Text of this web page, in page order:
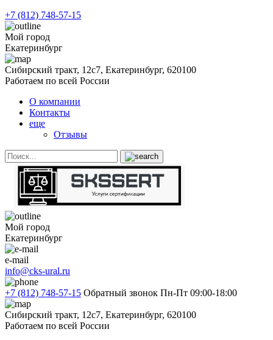
+7 (812) 748-57-15
Мой город
Екатеринбург
Сибирский тракт, 12с7, Екатеринбург, 620100
Работаем по всей России
О компании
Контакты
еще
Отзывы
Мой город
Екатеринбург
e-mail
info@cks-ural.ru
+7 (812) 748-57-15 Обратный звонок Пн-Пт 09:00-18:00
Сибирский тракт, 12с7, Екатеринбург, 620100
Работаем по всей России